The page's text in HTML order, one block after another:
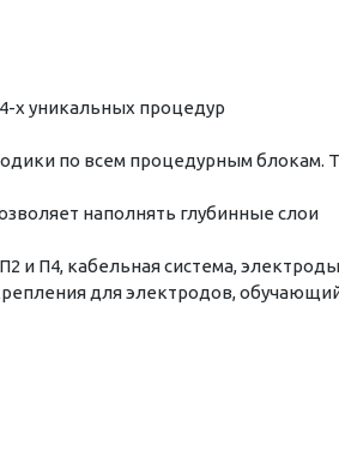
х уникальных процедур
по всем процедурным блокам.
наполнять глубинные слои
и П4, кабельная система, электроды
для электродов,